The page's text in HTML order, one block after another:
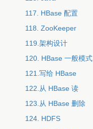
117. HBase 配置
118. ZooKeeper
119.架构设计
120. HBase 一般模式
121.写给 HBase
122.从 HBase 读
123.从 HBase 删除
124. HDFS